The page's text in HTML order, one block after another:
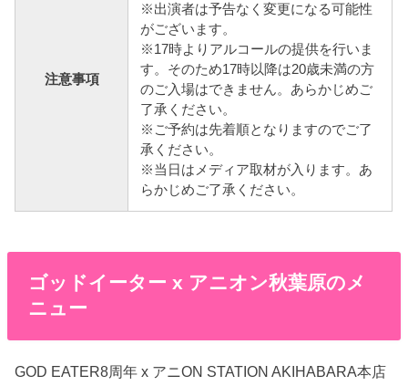
注意事項
※出演者は予告なく変更になる可能性
がございます。
※17時よりアルコールの提供を行いま
す。そのため17時以降は20歳未満の方
のご入場はできません。あらかじめご
了承ください。
※ご予約は先着順となりますのでご了
承ください。
※当日はメディア取材が入ります。あ
らかじめご了承ください。
ゴッドイーター x アニオン秋葉原のメ
ニュー
GOD EATER8周年 x アニON STATION AKIHABARA本店